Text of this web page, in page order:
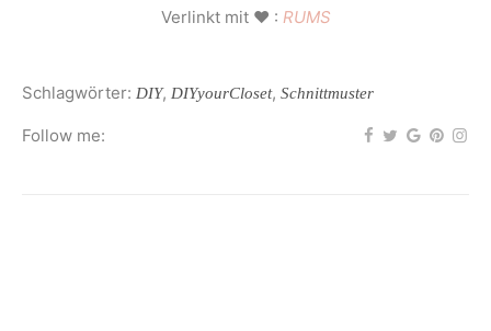
Verlinkt mit ♥ : RUMS
Schlagwörter: DIY, DIYyourCloset, Schnittmuster
Follow me: